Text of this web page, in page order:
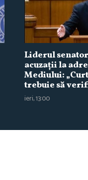
Liderul
acuzaţii la
Mediului:
trebuie să
ieri, 13:00